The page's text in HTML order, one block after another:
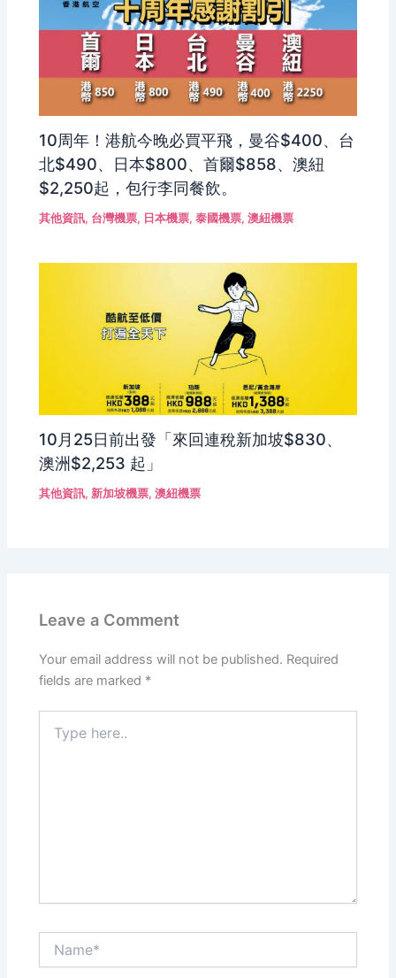
10周年！港航今晚必買平飛，曼谷$400、台
北$490、日本$800、首爾$858、澳紐
$2,250起，包行李同餐飲。
其他資訊, 台灣機票, 日本機票,泰國機票,澳紐機票
10月25日前出發「來回連稅新加坡$830、
澳洲$2,253 起」
其他資訊,新加坡機票,澳紐機票
Leave a Comment
Your email address will not be published. Required
fields are marked *
here..